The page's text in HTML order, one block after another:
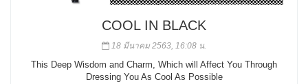
COOL IN BLACK
18 มีนาคม 2563, 16:08 น.
This Deep Wisdom and Charm, Which will Affect You Through
Dressing You As Cool As Possible